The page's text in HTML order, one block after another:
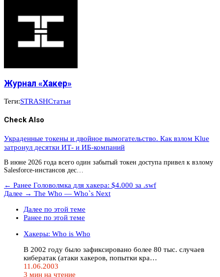
Журнал «Хакер»
Теги:STRASHСтатьи
Check Also
Украденные токены и двойное вымогательство. Как взлом Klue
затронул десятки ИТ- и ИБ-компаний
В июне 2026 года всего один забытый токен доступа привел к взлому
Salesforce-инстансов дес…
← Ранее Головолмка для хакера: $4.000 за .swf
Далее → The Who — Who`s Next
Далее по этой теме
Ранее по этой теме
Хакеры: Who is Who
В 2002 году было зафиксировано более 80 тыс. случаев
кибератак (атаки хакеров, попытки кра…
11.06.2003
3 мин на чтение